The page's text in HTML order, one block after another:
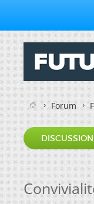
Forum